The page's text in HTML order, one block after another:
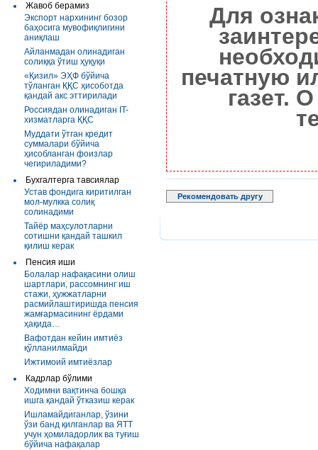
Жавоб берамиз
Экспорт нархининг бозор
баҳосига мувофиқлигини
аниқлаш
Айланмадан олинадиган
солиққа ўтиш ҳуқуқи
«Қизил» ЭҲФ бўйича
тўланган ҚҚС ҳисоботда
қандай акс эттирилади
Россиядан олинадиган IT-
хизматларга ҚҚС
Муддати ўтган кредит
суммалари бўйича
ҳисобланган фоизлар
чегириладими?
Бухгалтерга тавсиялар
Устав фондига киритилган
мол-мулкка солиқ
солинадими
Тайёр маҳсулотларни
сотишни қандай ташкил
қилиш керак
Пенсия иши
Болалар нафақасини олиш
шартлари, рассомнинг иш
стажи, ҳужжатларни
расмийлаштиришда пенсия
жамғармасининг ёрдами
ҳақида…
Вафотдан кейин имтиёз
қўлланилмайди
Ижтимоий имтиёзлар
Кадрлар бўлими
Ходимни вақтинча бошқа
ишга қандай ўтказиш керак
Ишламайдиганлар, ўзини
ўзи банд қилганлар ва ЯТТ
учун ҳомиладорлик ва туғиш
бўйича нафақалар
Для
печатную
газет.
Рекомендовать другу